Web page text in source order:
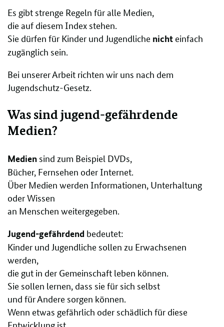
Es gibt strenge Regeln für alle Medien,
die auf diesem Index stehen.
Sie dürfen für Kinder und Jugendliche nicht einfach
zugänglich sein.
Bei unserer Arbeit richten wir uns nach dem
Jugendschutz-Gesetz.
Was sind jugend-gefährdende
Medien?
Medien sind zum Beispiel DVDs,
Bücher, Fernsehen oder Internet.
Über Medien werden Informationen, Unterhaltung
oder Wissen
an Menschen weitergegeben.
Jugend-gefährdend bedeutet:
Kinder und Jugendliche sollen zu Erwachsenen
werden,
die gut in der Gemeinschaft leben können.
Sie sollen lernen, dass sie für sich selbst
und für Andere sorgen können.
Wenn etwas gefährlich oder schädlich für diese